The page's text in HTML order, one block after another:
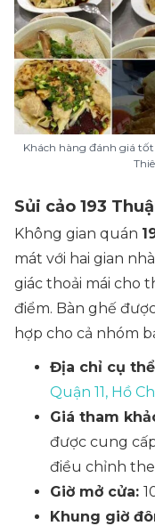
Khách hàng đánh giá
Sủi cảo 193
Không gian quán
mát với hai gian
giác thoải mái cho
điểm. Bàn ghế
hợp cho cả nhóm
Địa chỉ cụ
Quận 11, Hồ
Giá tham
được cung
điều chỉnh
Giờ mở cửa:
Khung giờ